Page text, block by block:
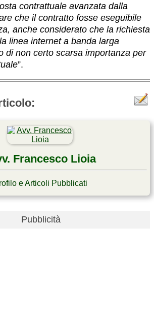
contrattuale avanzata dalla
che il contratto fosse eseguibile
anche considerato che la richiesta
linea internet a banda larga
di non certo scarsa importanza per
”.
Francesco Lioia
e Articoli Pubblicati
Pubblicità